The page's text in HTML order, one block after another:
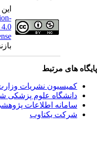
4.0
های مرتبط
کمیسیون نشریات وزارت
دانشگاه علوم پزشکی
سامانه اطلاعات پژوهشی
شرکت یکتاوب